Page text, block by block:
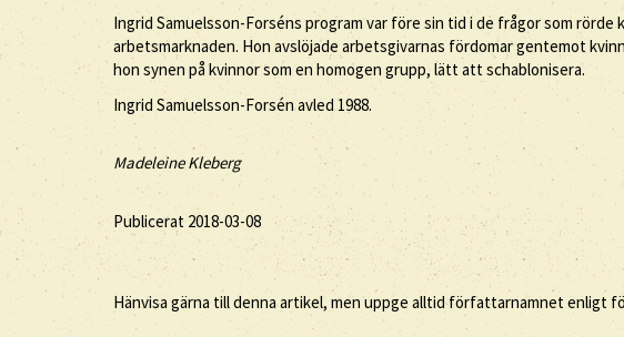
Ingrid Samuelsson-Forséns program var före sin tid i de frågor som rörde
arbetsmarknaden. Hon avslöjade arbetsgivarnas fördomar gentemot
hon synen på kvinnor som en homogen grupp, lätt att schablonisera.
Ingrid Samuelsson-Forsén avled 1988.
Madeleine Kleberg
Publicerat 2018-03-08
Hänvisa gärna till denna artikel, men uppge alltid författarnamnet enligt